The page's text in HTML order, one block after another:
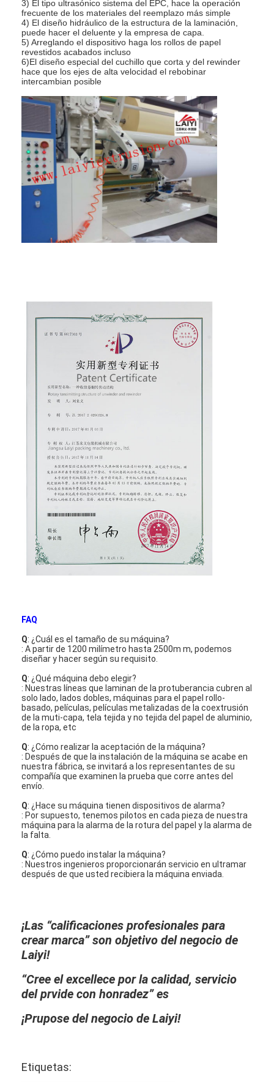
Viaje de la fábrica
Control de calidad
Éntrenos en contacto con
Máquina de capa de la laminación de la protuberancia
Máquina que lamina de la protuberancia
máquina que lamina de la película
máquina plástica de la laminación
El doble echó a un lado máquina que laminaba
Piezas de la máquina de la laminación
Máquina soplada derretimiento de la tela
3) El tipo ultrasónico sistema del EPC, hace la operación
frecuente de los materiales del reemplazo más simple
4) El diseño hidráulico de la estructura de la laminación,
puede hacer el deluente y la empresa de capa.
5) Arreglando el dispositivo haga los rollos de papel
revestidos acabados incluso
6)El diseño especial del cuchillo que corta y del rewinder
hace que los ejes de alta velocidad el rebobinar
intercambian posible
FAQ
Q: ¿Cuál es el tamaño de su máquina?
: A partir de 1200 milímetro hasta 2500m m, podemos
diseñar y hacer según su requisito.
Q: ¿Qué máquina debo elegir?
: Nuestras líneas que laminan de la protuberancia cubren al
solo lado, lados dobles, máquinas para el papel rollo-
basado, películas, películas metalizadas de la coextrusión
de la muti-capa, tela tejida y no tejida del papel de aluminio,
de la ropa, etc
Q: ¿Cómo realizar la aceptación de la máquina?
: Después de que la instalación de la máquina se acabe en
nuestra fábrica, se invitará a los representantes de su
compañía que examinen la prueba que corre antes del
envío.
Q: ¿Hace su máquina tienen dispositivos de alarma?
: Por supuesto, tenemos pilotos en cada pieza de nuestra
máquina para la alarma de la rotura del papel y la alarma de
la falta.
Q: ¿Cómo puedo instalar la máquina?
: Nuestros ingenieros proporcionarán servicio en ultramar
después de que usted recibiera la máquina enviada.
¡Las “calificaciones profesionales para
crear marca” son objetivo del negocio de
Laiyi!
“Cree el excellece por la calidad, servicio
del prvide con honradez” es
¡Prupose del negocio de Laiyi!
Etiquetas: